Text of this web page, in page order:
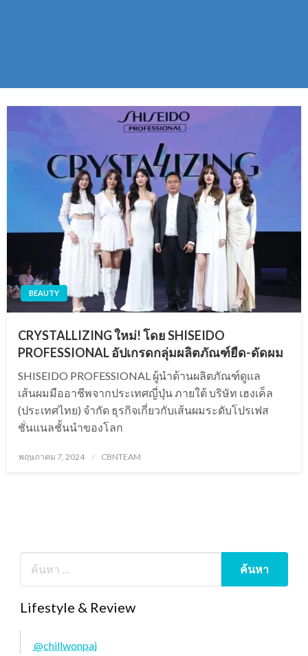
BEAUTY
CRYSTALLIZING ใหม่! โดย SHISEIDO
PROFESSIONAL อัปเกรดกลุ่มผลิตภัณฑ์ยืด-ดัดผม
SHISEIDO PROFESSIONAL ผู้นำด้านผลิตภัณฑ์ดูแล
เส้นผมมืออาชีพจากประเทศญี่ปุ่น ภายใต้ บริษัท เฮงเค็ล
(ประเทศไทย) จำกัด ธุรกิจเกี่ยวกับเส้นผมระดับโปรเฟส
ชั่นแนลชั้นนำของโลก
Posted
พฤษภาคม 7, 2024 CBNTEAM
Lifestyle & Review
@chillwonpai